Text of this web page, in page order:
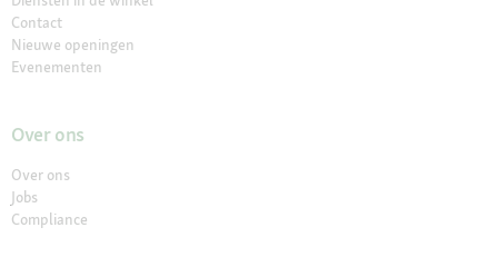
Contact
Nieuwe openingen
Evenementen
Over ons
Over ons
Jobs
Compliance